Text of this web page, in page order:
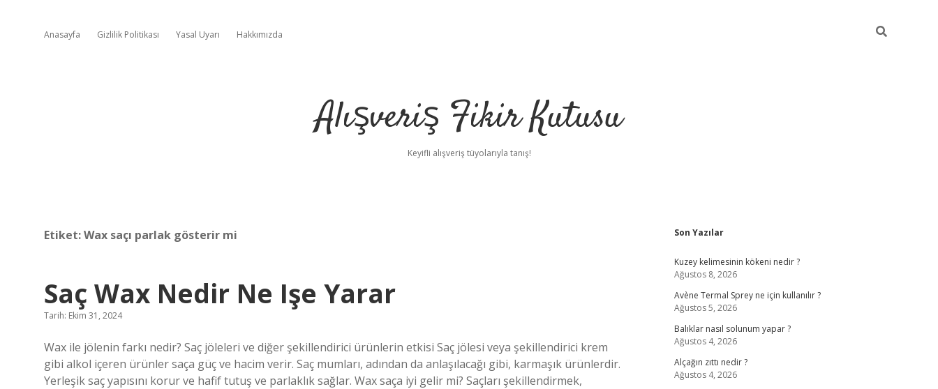
Anasayfa Gizlilik Politikası Yasal Uyarı Hakkımızda
Alışveriş Fikir Kutusu
Keyifli alışveriş tüyolarıyla tanış!
Etiket:Wax saçı parlak gösterir mi
Saç Wax Nedir Ne Işe Yarar
Tarih: Ekim 31, 2024
Wax ile jölenin farkı nedir? Saç jöleleri ve diğer şekillendirici ürünlerin etkisi Saç jölesi veya şekillendirici krem ​​
gibi alkol içeren ürünler saça güç ve hacim verir. Saç mumları, adından da anlaşılacağı gibi, karmaşık ürünlerdir.
Yerleşik saç yapısını korur ve hafif tutuş ve parlaklık sağlar. Wax saça iyi gelir mi? Saçları şekillendirmek,
Sidebar
Son Yazılar
Kuzey kelimesinin kökeni nedir ?
Ağustos 8, 2026
Avène Termal Sprey ne için kullanılır ?
Ağustos 5, 2026
Balıklar nasıl solunum yapar ?
Ağustos 4, 2026
Alçağın zıttı nedir ?
Ağustos 4, 2026